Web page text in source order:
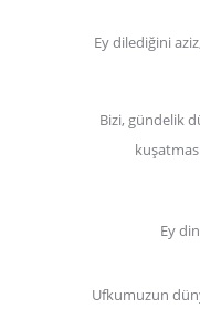
Ey dilediğini
Bizi, gündelik
Ey
Ufkumuzun